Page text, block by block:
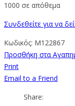
1000 σε απόθεμα
Συνδεθείτε για να
Κωδικός: M122867
Προσθήκη στα
Print
Email to a Friend
Share: